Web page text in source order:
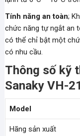
Tính năng an toàn;
chức năng tự ngắt an
có thể chỉ bật một
có nhu cầu.
Thông số kỹ
Sanaky VH-
Model
Hãng sản xuất